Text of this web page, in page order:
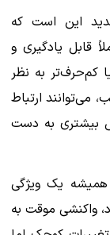
این است که
قابل یادگیری و
کم‌حرف‌تر به نظر
می‌توانند ارتباط
بیشتری به دست
همیشه یک ویژگی
واکنشی موقت به